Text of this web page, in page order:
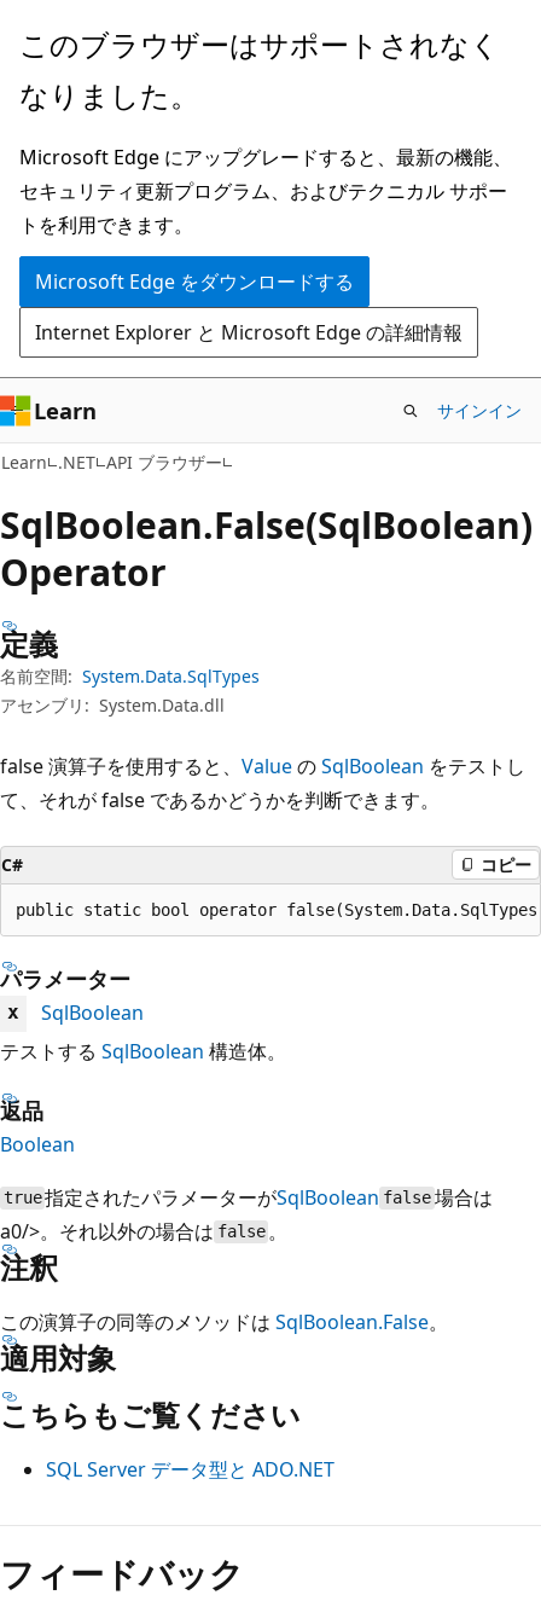
メ
ン
ン
テ
ン
ツ
に
ス
キ
ッ
プ
ペ
ジ
ナ
ビ
ゲ
ー
シ
ョ
ン
に
ス
キ
プ
このブラウザーはサポートされなく
なりました。
Microsoft Edge にアップグレードすると、最新の機能、
セキュリティ更新プログラム、およびテクニカル サポー
トを利用できます。
Microsoft Edge をダウンロードする
Internet Explorer と Microsoft Edge の詳細情報
Learn サインイン
Learn .NET API ブラウザー
SqlBoolean.False(SqlBoolean)
Operator
定義
名前空間: System.Data.SqlTypes
アセンブリ: System.Data.dll
false 演算子を使用すると、 ValueのSqlBoolean をテストし
て、それが false であるかどうかを判断できます。
C# コピー
public static bool operator
パラメーター
x
SqlBoolean
テストする SqlBoolean 構造体。
返品
Boolean
true指定されたパラメーターがSqlBoolean false場合は
a0/>。それ以外の場合は false 。
注釈
この演算子の同等のメソッドは SqlBoolean.False。
適用対象
こちらもご覧ください
SQL Server データ型と ADO.NET
読
取
フィードバック